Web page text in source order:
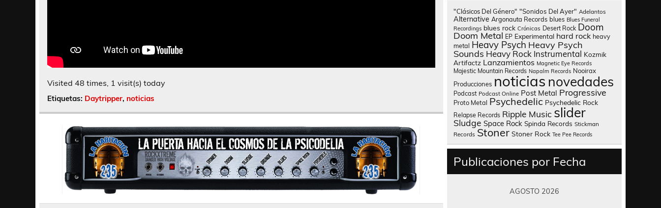
Visited 48 times, 1 visit(s) today
Etiquetas: Daytripper, noticias
"Clásicos Del Género" "Sonidos Del Ayer" Adelantos
Alternative Argonauta Records blues Blues Funeral
Recordings blues rock Crónicas Desert Rock Doom
Doom Metal EP Experimental hard rock heavy
metal Heavy Psych Heavy Psych
Sounds Heavy Rock Instrumental Kozmik
Artifactz Lanzamientos Magnetic Eye Records
Majestic Mountain Records Napalm Records Nooirax
Producciones noticias novedades
Podcast Podcast Online Post Metal Progressive
Proto Metal Psychedelic Psychedelic Rock
Relapse Records Ripple Music slider
Sludge Space Rock Spinda Records Stickman
Records Stoner Stoner Rock Tee Pee Records
Publicaciones por Fecha
AGOSTO 2026